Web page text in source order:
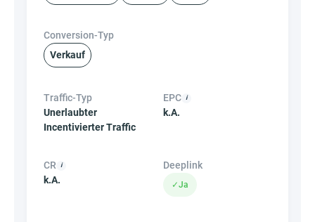
Conversion-Typ
Verkauf
Traffic-Typ
Unerlaubter
Incentivierter Traffic
EPC
k.A.
CR
k.A.
Deeplink
✓Ja